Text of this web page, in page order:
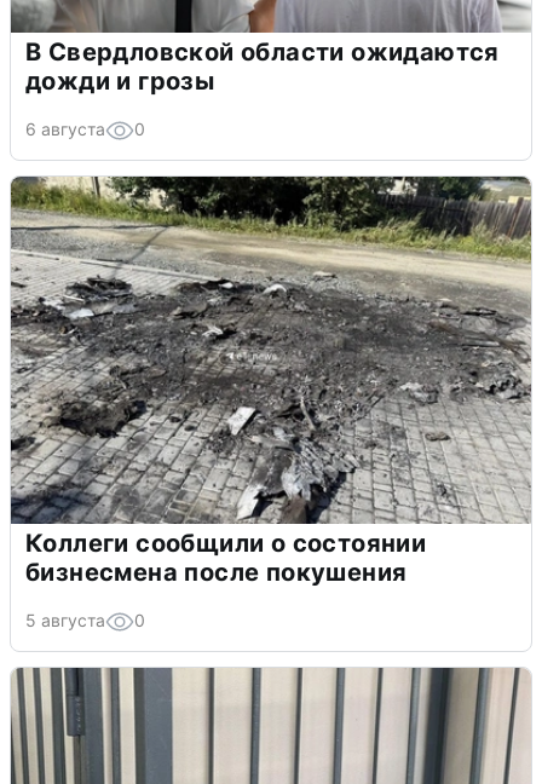
В Свердловской области ожидаются
дожди и грозы
6 августа 0
Коллеги сообщили о состоянии
бизнесмена после покушения
5 августа 0